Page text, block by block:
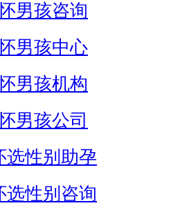
男孩咨询
男孩中心
男孩机构
男孩公司
选性别助孕
选性别咨询